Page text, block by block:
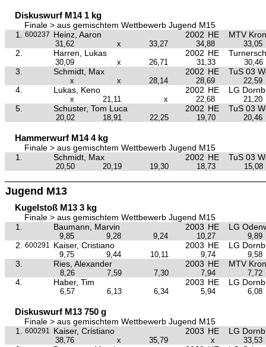
Diskuswurf M14 1 kg
Finale > aus gemischtem Wettbewerb Jugend M15
1.
600237 Heinz, Aaron 2002 HE MTV
31,62 x 33,27 34,88 33,05
2. Harren, Lukas 2002 HE
30,09 x 26,71 31,33 30,46
3. Schmidt, Max 2002 HE TuS 03
x x 28,14 28,69 22,59
4. Lukas, Keno 2002 HE LG
x 21,11 x 22,68 21,20
5. Schuster, Tom Luca 2002 HE TuS 03
20,02 18,91 22,25 19,70 20,46
Hammerwurf M14 4 kg
Finale > aus gemischtem Wettbewerb Jugend M15
1.
Schmidt, Max 2002 HE TuS 03
20,50 20,19 19,30 18,73 15,08
Jugend M13
Kugelstoß M13 3 kg
Finale > aus gemischtem Wettbewerb Jugend M15
1.
Baumann, Marvin 2003 HE LG
9,85 9,28 9,24 10,27 9,89
2. 600291 Kaiser, Cristiano 2003 HE LG
9,75 9,44 10,11 9,74 9,58
3. Ries, Alexander 2003 HE MTV
8,26 7,59 7,30 7,94 7,72
4. Haber, Tim 2003 HE LG
6,57 6,13 6,34 5,94 6,08
Diskuswurf M13 750 g
Finale > aus gemischtem Wettbewerb Jugend M15
1.
600291 Kaiser, Cristiano 2003 HE LG
38,76 x 35,79 x 33,53